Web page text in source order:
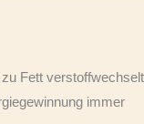
Fett verstoffwechselt
immer